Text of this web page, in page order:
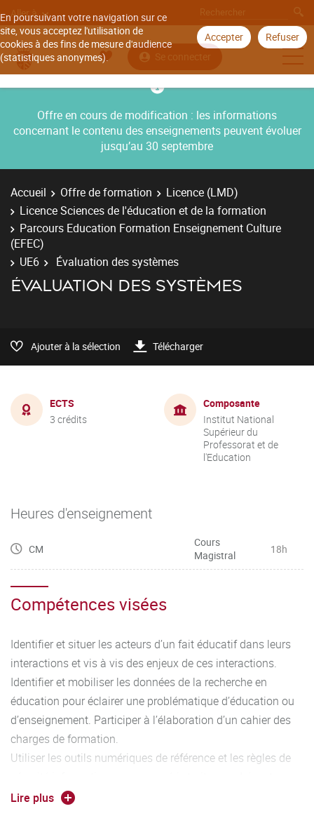
En poursuivant votre navigation sur ce
site, vous acceptez l'utilisation de
cookies à des fins de mesure d'audience
(statistiques anonymes).
Accepter Refuser
Aller à
Se connecter
Offre en cours de modification : les informations
concernant le contenu des enseignements peuvent évoluer
jusqu’au 30 septembre
Accueil Offre de formation
Licence (LMD)
Licence Sciences de l'éducation et de la formation
Parcours Education Formation Enseignement Culture
(EFEC)
UE6
Évaluation des systèmes
ÉVALUATION DES SYSTÈMES
Ajouter à la sélection Télécharger
ECTS
3 crédits
Composante
Institut National
Supérieur du
Professorat et de
l'Education
Heures d'enseignement
CM
Cours
Magistral
18h
Compétences visées
Identifier et situer les acteurs d’un fait éducatif dans leurs
interactions et vis à vis des enjeux de ces interactions.
Identifier et mobiliser les données de la recherche en
éducation pour éclairer une problématique d’éducation ou
d’enseignement. Participer à l’élaboration d’un cahier des
charges de formation.
Utiliser les outils numériques de référence et les règles de
diffuser de l’information ainsi que pour collaborer en interne
Lire plus